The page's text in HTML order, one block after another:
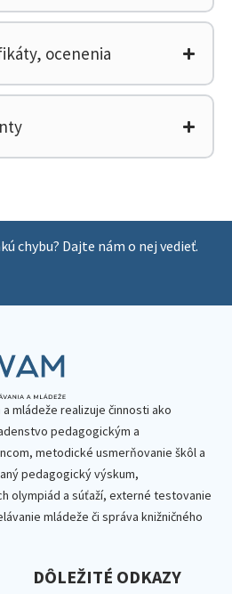
ocenenia
chybu? Dajte nám o nej vedieť.
mládeže realizuje činnosti ako
pedagogickým a
metodické usmerňovanie škôl a
pedagogický výskum,
olympiád a súťaží, externé testovanie
mládeže či správa knižničného
DÔLEŽITÉ ODKAZY